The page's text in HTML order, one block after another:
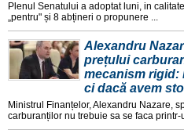
Plenul Senatului a adoptat luni, in
„pentru" și 8 abțineri o propunere ...
Alexandru
prețului
mecanism rigid:
ci dacă avem
Ministrul Finanțelor, Alexandru Nazare,
carburanților nu trebuie sa se faca printr-